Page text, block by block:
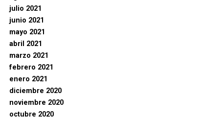
julio 2021
junio 2021
mayo 2021
abril 2021
marzo 2021
febrero 2021
enero 2021
diciembre 2020
noviembre 2020
octubre 2020